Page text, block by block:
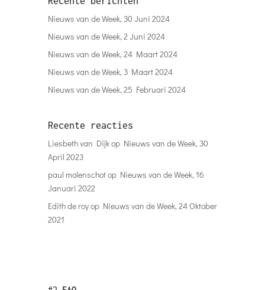
Nieuws van de Week, 30 Juni 2024
Nieuws van de Week, 2 Juni 2024
Nieuws van de Week, 24 Maart 2024
Nieuws van de Week, 3 Maart 2024
Nieuws van de Week, 25 Februari 2024
Recente reacties
Liesbeth van Dijkop Nieuws van de Week, 30
April 2023
paul molenschotop Nieuws van de Week, 16
Januari 2022
Edith de royop Nieuws van de Week, 24 Oktober
2021